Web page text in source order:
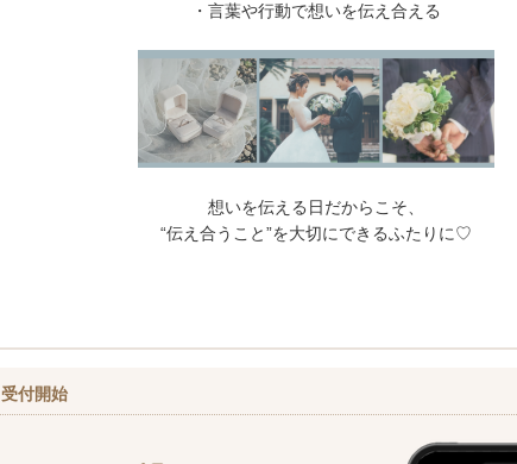
・言葉や行動で想いを伝え合える
想いを伝える日だからこそ、
“伝え合うこと”を大切にできるふたりに♡
受付開始